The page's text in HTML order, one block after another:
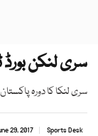
سری لنکن بورڈ
سری لنکا کا دورہ
Sports Desk
29, 2017